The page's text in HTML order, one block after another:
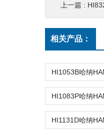
上一篇 :
相关产品：